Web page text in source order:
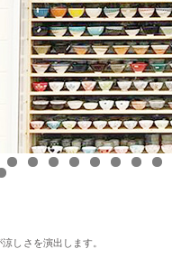
月17日 中日新聞朝刊18
ーにて白いごはん器のお
た！ 近郊版(犬山、小牧
)の地域の方、ぜひご覧
2 3 4 5 6 7 8 9
しさを演出します。